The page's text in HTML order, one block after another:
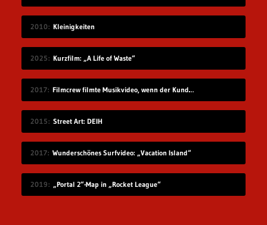
2010 Kleinigkeiten
2025 Kurzfilm: „A Life of Waste“
2017 Filmcrew filmte Musikvideo, wenn der Kunde grad nicht hingeschaut hat
2015 Street Art: DEIH
2017 Wunderschönes Surfvideo: „Vacation Island“
2019 „Portal 2“-Map in „Rocket League“